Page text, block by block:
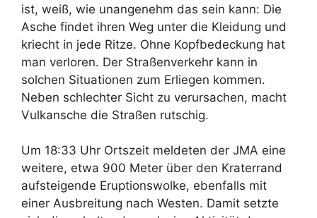
ist, weiß, wie unangenehm das sein kann: Die
Asche findet ihren Weg unter die Kleidung und
kriecht in jede Ritze. Ohne Kopfbedeckung hat
man verloren. Der Straßenverkehr kann in
solchen Situationen zum Erliegen kommen.
Neben schlechter Sicht zu verursachen, macht
Vulkansche die Straßen rutschig.
Um 18:33 Uhr Ortszeit meldeten der JMA eine
weitere, etwa 900 Meter über den Kraterrand
aufsteigende Eruptionswolke, ebenfalls mit
einer Ausbreitung nach Westen. Damit setzte